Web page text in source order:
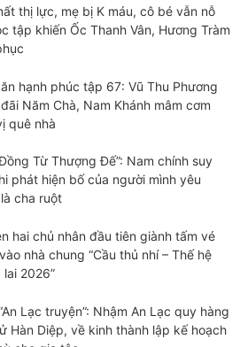
thị lực, mẹ bị K máu, cô bé vẫn nỗ
tập khiến Ốc Thanh Vân, Hương Tràm
hạnh phúc tập 67: Vũ Thu Phương
Năm Chà, Nam Khánh mâm cơm
quê nhà
Từ Thượng Đế”: Nam chính suy
phát hiện bố của người mình yêu
cha ruột
hai chủ nhân đầu tiên giành tấm vé
nhà chung “Cầu thủ nhí – Thế hệ
2026”
Lạc truyện”: Nhậm An Lạc quy hàng
Hàn Diệp, về kinh thành lập kế hoạch